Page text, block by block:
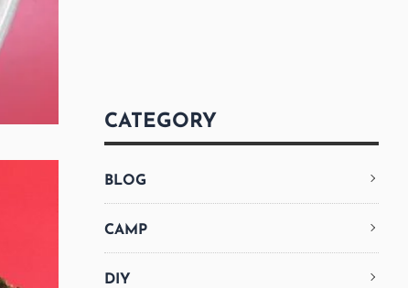
CATEGORY
BLOG
CAMP
DIY